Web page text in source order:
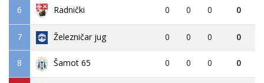
6 Radnički 0 0 0 0
7 Železničar jug 0 0 0 0
8 Šamot 65 0 0 0 0